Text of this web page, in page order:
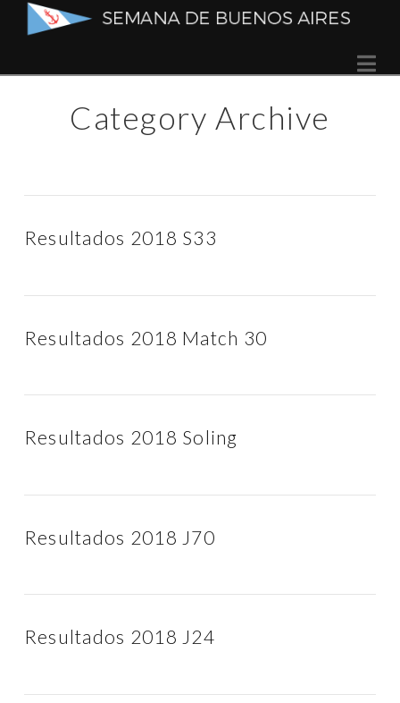
Semana
de
Buenos
Aires
Category Archive
Resultados 2018 S33
Resultados 2018 Match 30
Resultados 2018 Soling
Resultados 2018 J70
Resultados 2018 J24